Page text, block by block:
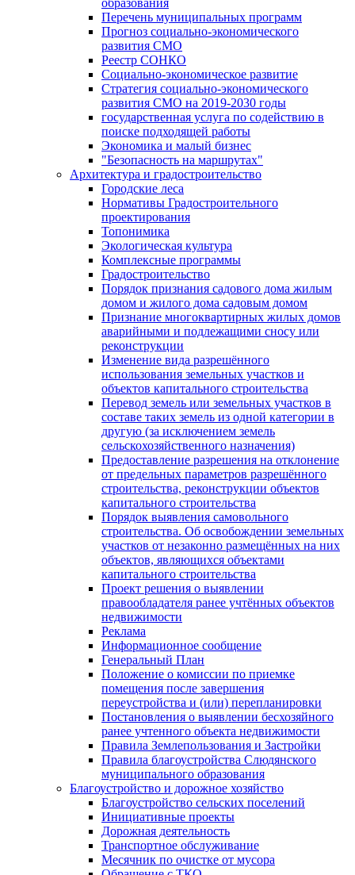
образования
Перечень муниципальных программ
Прогноз социально-экономического
развития СМО
Реестр СОНКО
Социально-экономическое развитие
Стратегия социально-экономического
развития СМО на 2019-2030 годы
государственная услуга по содействию в
поиске подходящей работы
Экономика и малый бизнес
"Безопасность на маршрутах"
Архитектура и градостроительство
Городские леса
Нормативы Градостроительного
проектирования
Топонимика
Экологическая культура
Комплексные программы
Градостроительство
Порядок признания садового дома жилым
домом и жилого дома садовым домом
Признание многоквартирных жилых домов
аварийными и подлежащими сносу или
реконструкции
Изменение вида разрешённого
использования земельных участков и
объектов капитального строительства
Перевод земель или земельных участков в
составе таких земель из одной категории в
другую (за исключением земель
сельскохозяйственного назначения)
Предоставление разрешения на отклонение
от предельных параметров разрешённого
строительства, реконструкции объектов
капитального строительства
Порядок выявления самовольного
строительства. Об освобождении земельных
участков от незаконно размещённых на них
объектов, являющихся объектами
капитального строительства
Проект решения о выявлении
правообладателя ранее учтённых объектов
недвижимости
Реклама
Информационное сообщение
Генеральный План
Положение о комиссии по приемке
помещения после завершения
переустройства и (или) перепланировки
Постановления о выявлении бесхозяйного
ранее учтенного объекта недвижимости
Правила Землепользования и Застройки
Правила благоустройства Слюдянского
муниципального образования
Благоустройство и дорожное хозяйство
Благоустройство сельских поселений
Инициативные проекты
Дорожная деятельность
Транспортное обслуживание
Месячник по очистке от мусора